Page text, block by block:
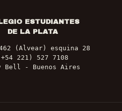
ESTUDIANTES
DE LA PLATA
(Alvear) esquina 28
221) 527 7108
Bell - Buenos Aires